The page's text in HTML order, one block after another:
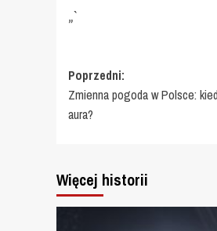
„`
Zobacz
wpisy
Poprzedni:
Zmienna pogoda w Polsce:
aura?
Więcej historii